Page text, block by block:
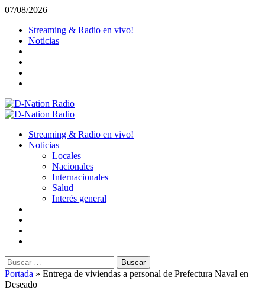
Saltar
contenido
07/08/2026
Streaming & Radio en vivo!
Noticias
Menú
Streaming & Radio en vivo!
Noticias
Locales
Nacionales
Internacionales
Salud
Interés general
Buscar:
Portada » Entrega de viviendas a personal de Prefectura Naval en
Deseado